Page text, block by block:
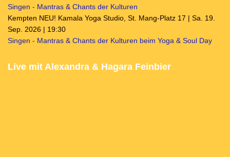
Singen - Mantras & Chants der Kulturen
Kempten NEU! Kamala Yoga Studio, St. Mang-Platz 17 | Sa. 19.
Sep. 2026 | 19:30
Singen - Mantras & Chants der Kulturen beim Yoga & Soul Day
Live mit Alexandra & Hagara Feinbier